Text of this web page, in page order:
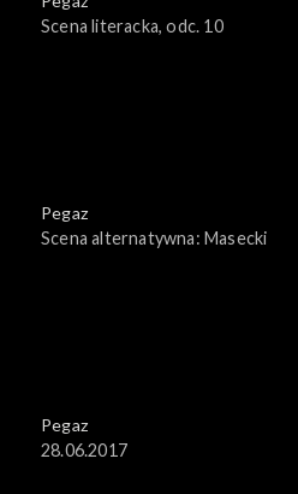
Scena literacka, odc. 10
Pegaz
Scena alternatywna: Masecki
Pegaz
28.06.2017